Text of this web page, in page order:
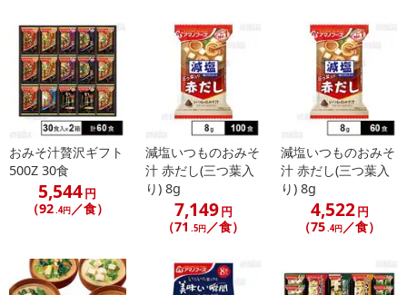
おみそ汁贅沢ギフト
500Z 30食
5,544円
（92.4円／食）
減塩いつものおみそ
汁 赤だし(三つ葉入
り) 8g
7,149円
（71 .5円 ／食）
減塩いつものおみそ
汁 赤だし(三つ葉入
り) 8g
4,522円
（75.4円 ／食）